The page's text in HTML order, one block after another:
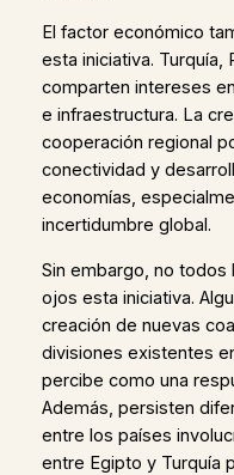
El factor económico
esta iniciativa. Turquía,
comparten intereses
e infraestructura. La
cooperación regional
conectividad y
economías,
incertidumbre global.
Sin embargo, no todos
ojos esta iniciativa.
creación de nuevas
divisiones existentes
percibe como una
Además, persisten
entre los países
entre Egipto y Turquía